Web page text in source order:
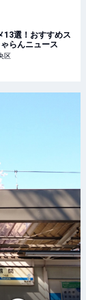
13選！おすすめス
らんニュース
区